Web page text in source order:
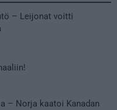
– Leijonat voitti
– Norja kaatoi Kanadan